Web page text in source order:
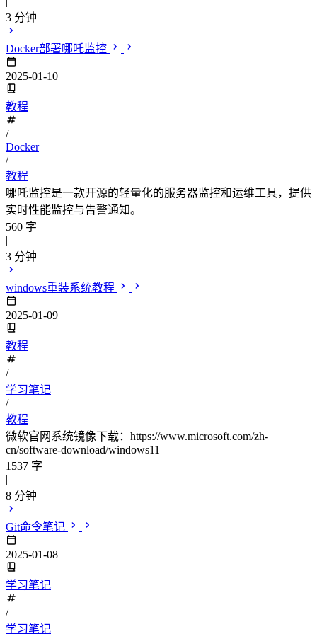
3 分钟
Docker部署哪吒监控
2025-01-10
教程
/
Docker
/
教程
哪吒监控是一款开源的轻量化的服务器监控和运维工具，提供
实时性能监控与告警通知。
560 字
|
3 分钟
windows重装系统教程
2025-01-09
教程
/
学习笔记
/
教程
微软官网系统镜像下载：https://www.microsoft.com/zh-
cn/software-download/windows11
1537 字
|
8 分钟
Git命令笔记
2025-01-08
学习笔记
/
学习笔记